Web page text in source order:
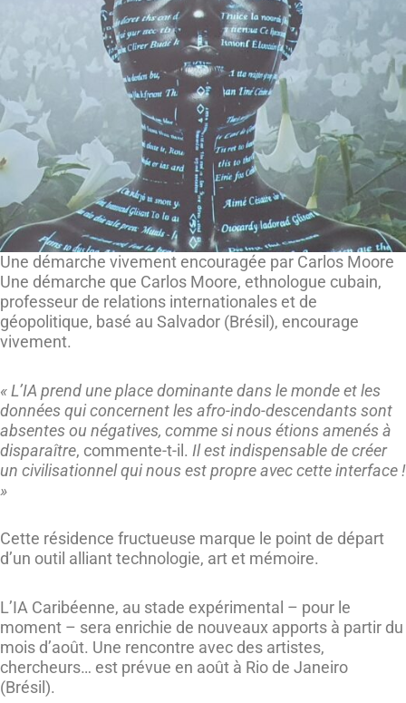
Une démarche vivement encouragée par Carlos Moore
Une démarche que Carlos Moore, ethnologue cubain,
professeur de relations internationales et de
géopolitique, basé au Salvador (Brésil), encourage
vivement.
« L’IA prend une place dominante dans le monde et les
données qui concernent les afro-indo-descendants sont
absentes ou négatives, comme si nous étions amenés à
disparaître, commente-t-il. Il est indispensable de créer
un civilisationnel qui nous est propre avec cette interface !
»
Cette résidence fructueuse marque le point de départ
d’un outil alliant technologie, art et mémoire.
L’IA Caribéenne, au stade expérimental – pour le
moment – sera enrichie de nouveaux apports à partir du
mois d’août. Une rencontre avec des artistes,
chercheurs… est prévue en août à Rio de Janeiro
(Brésil).